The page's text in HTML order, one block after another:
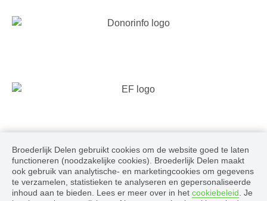
Volg ons
Broederlijk Delen gebruikt cookies om de website goed te laten
functioneren (noodzakelijke cookies). Broederlijk Delen maakt
ook gebruik van analytische- en marketingcookies om gegevens
te verzamelen, statistieken te analyseren en gepersonaliseerde
inhoud aan te bieden. Lees er meer over in het cookiebeleid . Je